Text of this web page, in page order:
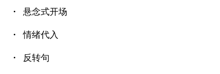
· 悬念式开场
·
情绪代入
· 反转句